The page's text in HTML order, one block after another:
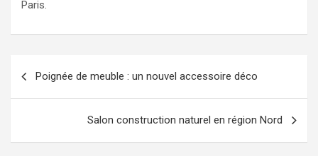
Paris.
Poignée de meuble : un nouvel accessoire déco
Salon construction naturel en région Nord